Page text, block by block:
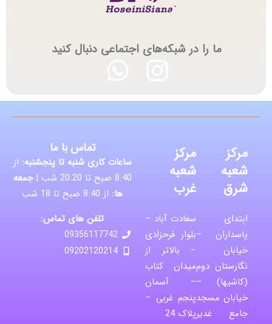
ما را در شبکه‌های اجتماعی دنبال کنید
مرکز
شعبه
شرق
ابتدای
پاسداران –
خیابان
نگارستان دوم
(کاشیها) –
خیابان مسجد
جامع غدیر
مرکز
شعبه
غرب
سعادت آباد –
بلوار فرحزادی
– بالاتر از
میدان کتاب
– آسمان
پنجم غربی –
پلاک 24
تماس با ما
ساعات کاری شنبه تا پنجشنبه: از
8:40 صبح تا 20:20 شب |
جمعه
ها: از 8:40 صبح تا 18 شب
تلفن های تماس:
09356117742
09202120214